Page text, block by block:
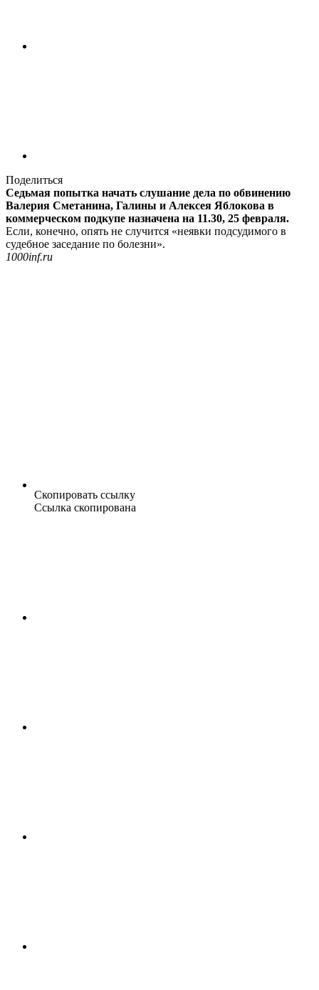
Поделиться
Седьмая попытка начать слушание дела по обвинению
Валерия Сметанина, Галины и Алексея Яблокова в
коммерческом подкупе назначена на 11.30, 25 февраля.
Если, конечно, опять не случится «неявки подсудимого в
судебное заседание по болезни».
1000inf.ru
Скопировать ссылку
Ссылка скопирована